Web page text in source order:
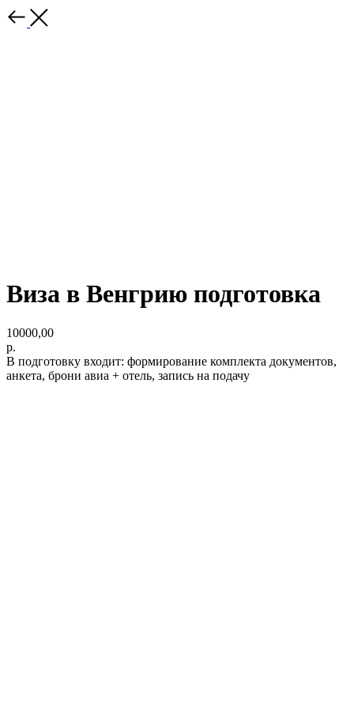
Виза в Венгрию подготовка
10000,00
р.
В подготовку входит: формирование комплекта документов,
анкета, брони авиа + отель, запись на подачу